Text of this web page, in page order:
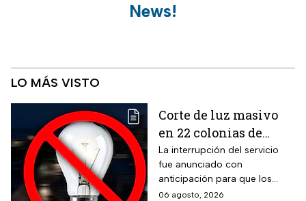
News!
LO MÁS VISTO
Corte de luz masivo
en 22 colonias de
México; zonas
afectadas hoy 7 de
agosto
La interrupción del servicio
fue anunciado con
anticipación para que los
usuarios puedan tomar las
06 agosto, 2026